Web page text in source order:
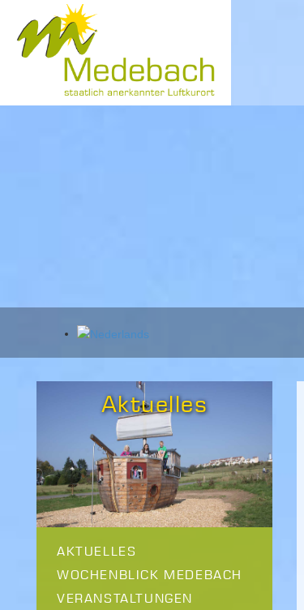
Aktuelles
AKTUELLES
WOCHENBLICK MEDEBACH
VERANSTALTUNGEN